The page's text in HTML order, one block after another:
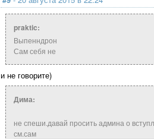
praktic:
Выпенндрон
Сам себя не
и не говорите)
Дима:
не спеши.давай просить админа о
см.сам